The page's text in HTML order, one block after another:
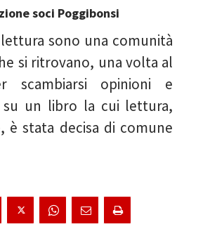
soci Poggibonsi
sono una comunità
si ritrovano, una volta al
scambiarsi opinioni e
su un libro la cui lettura,
è stata decisa di comune